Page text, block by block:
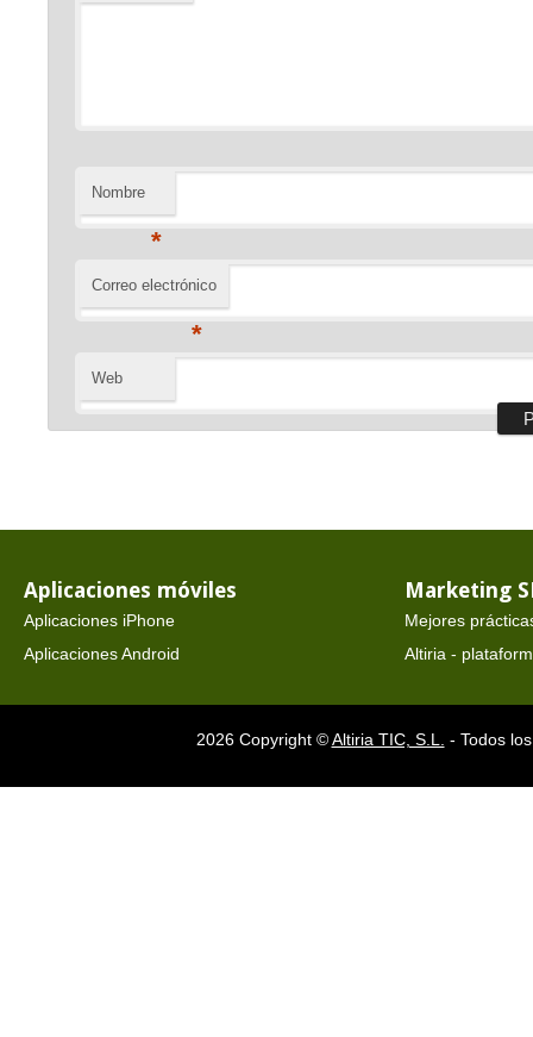
Nombre
*
Correo electrónico
*
Web
Aplicaciones móviles
Aplicaciones iPhone
Aplicaciones Android
Marketing
Mejores
Altiria -
2026 Copyright ©Altiria TIC, S.L. - Todos